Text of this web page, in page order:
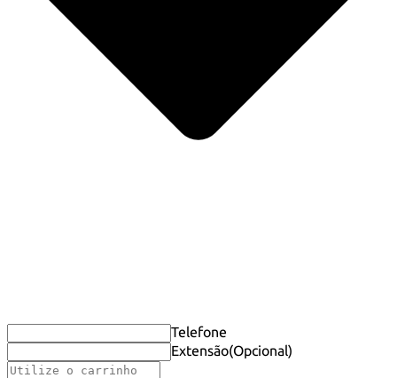
Telefone
Extensão(Opcional)